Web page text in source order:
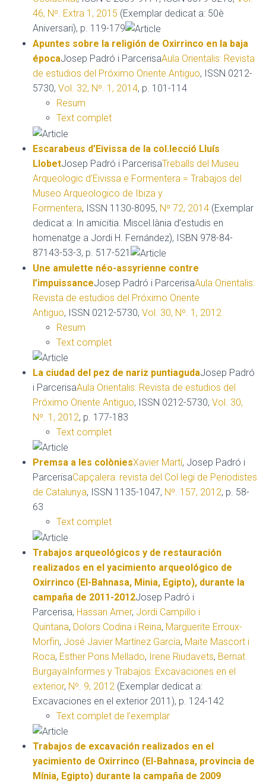
46, Nº. Extra 1, 2015 (Exemplar dedicat a: 50è
Aniversari), p. 119-179
Apuntes sobre la religión de Oxirrinco en la baja
épocaJosep Padró i ParcerisaAula Orientalis: Revista
de estudios del Próximo Oriente Antiguo, ISSN 0212-
5730, Vol. 32, Nº. 1, 2014, p. 101-114
Resum
Text complet
Escarabeus d’Eivissa de la col.lecció Lluís
LlobetJosep Padró i ParcerisaTreballs del Museu
Arqueologic d’Eivissa e Formentera = Trabajos del
Museo Arqueologico de Ibiza y
Formentera, ISSN 1130-8095, Nº 72, 2014 (Exemplar
dedicat a: In amicitia. Miscel.lània d’estudis en
homenatge a Jordi H. Fernández), ISBN 978-84-
87143-53-3, p. 517-521
Une amulette néo-assyrienne contre
l’impuissanceJosep Padró i ParcerisaAula Orientalis:
Revista de estudios del Próximo Oriente
Antiguo, ISSN 0212-5730, Vol. 30, Nº. 1, 2012
Resum
Text complet
La ciudad del pez de nariz puntiagudaJosep Padró
i ParcerisaAula Orientalis: Revista de estudios del
Próximo Oriente Antiguo, ISSN 0212-5730, Vol. 30,
Nº. 1, 2012, p. 177-183
Text complet
Premsa a les colòniesXavier Martí, Josep Padró i
ParcerisaCapçalera: revista del Col·legi de Periodistes
de Catalunya, ISSN 1135-1047, Nº. 157, 2012, p. 58-
63
Text complet
Trabajos arqueológicos y de restauración
realizados en el yacimiento arqueológico de
Oxirrinco (El-Bahnasa, Minia, Egipto), durante la
campaña de 2011-2012Josep Padró i
Parcerisa, Hassan Amer, Jordi Campillo i
Quintana, Dolors Codina i Reina, Marguerite Erroux-
Morfin, José Javier Martínez García, Maite Mascort i
Roca, Esther Pons Mellado, Irene Riudavets, Bernat
BurgayaInformes y Trabajos: Excavaciones en el
exterior, Nº. 9, 2012 (Exemplar dedicat a:
Excavaciones en el exterior 2011), p. 124-142
Text complet de l’exemplar
Trabajos de excavación realizados en el
yacimiento de Oxirrinco (El-Bahnasa, provincia de
Mínia, Egipto) durante la campaña de 2009